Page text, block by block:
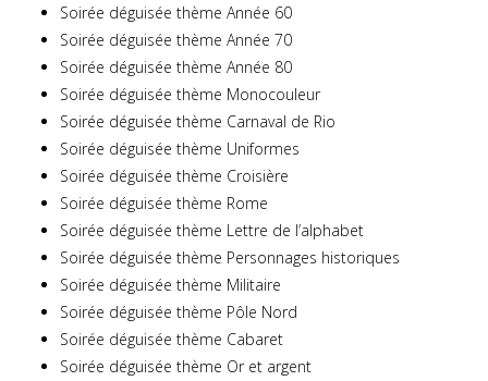
Soirée déguisée thème Année 60
Soirée déguisée thème Année 70
Soirée déguisée thème Année 80
Soirée déguisée thème Monocouleur
Soirée déguisée thème Carnaval de Rio
Soirée déguisée thème Uniformes
Soirée déguisée thème Croisière
Soirée déguisée thème Rome
Soirée déguisée thème Lettre de l’alphabet
Soirée déguisée thème Personnages historiques
Soirée déguisée thème Militaire
Soirée déguisée thème Pôle Nord
Soirée déguisée thème Cabaret
Soirée déguisée thème Or et argent